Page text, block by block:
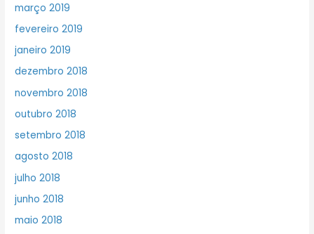
março 2019
fevereiro 2019
janeiro 2019
dezembro 2018
novembro 2018
outubro 2018
setembro 2018
agosto 2018
julho 2018
junho 2018
maio 2018